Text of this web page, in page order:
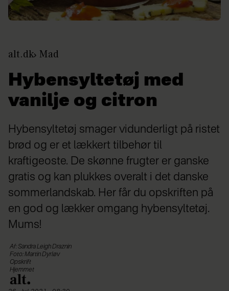
alt.dk Mad
Hybensyltetøj med
vanilje og citron
Hybensyltetøj smager vidunderligt på ristet
brød og er et lækkert tilbehør til
kraftigeoste. De skønne frugter er ganske
gratis og kan plukkes overalt i det danske
sommerlandskab. Her får du opskriften på
en god og lækker omgang hybensyltetøj.
Mums!
Af: Sandra Leigh Draznin
Foto: Martin Dyrløv
Opskrift
Hjemmet